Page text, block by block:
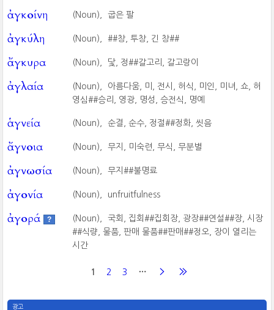
ἀγκοίνη (Noun), 굽은 팔
ἀγκύλη (Noun), ##창, 투창, 긴 창##
ἄγκυρα (Noun), 닻, 정##갈고리, 갈고랑이
ἀγλαία (Noun),
아름다움, 미, 전시, 허식, 미인, 미녀, 쇼, 허
영심##승리, 영광, 명성, 승전식, 명예
ἁγνεία (Noun), 순결, 순수, 정절##정화, 씻음
ἄγνοια (Noun), 무지, 미숙련, 무식, 무분별
ἀγνωσία (Noun), 무지##불명료
ἀγονία (Noun), unfruitfulness
ἀγορά ? (Noun),
국회, 집회##집회장, 광장##연설##장, 시장
##식량, 물품, 판매 물품##판매##정오, 장이 열리는
시간
1 2 3
광고